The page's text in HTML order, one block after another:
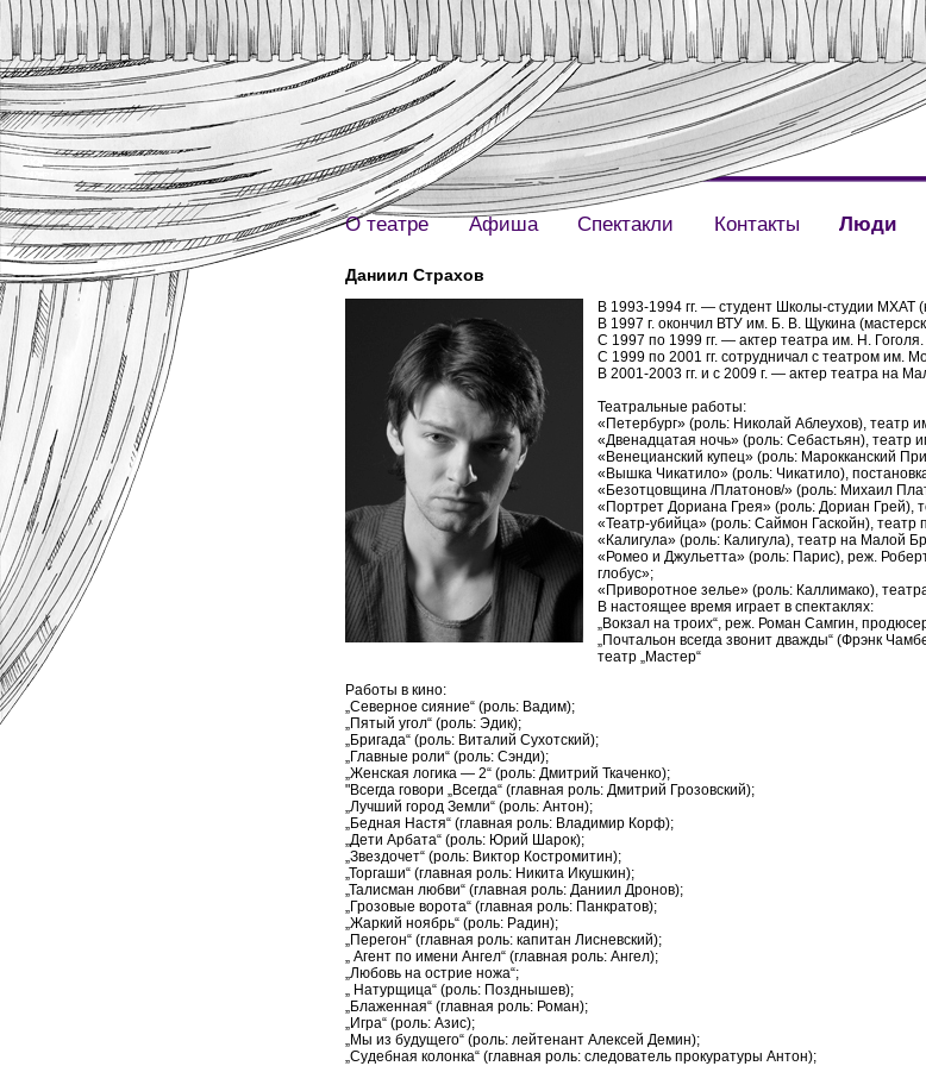
О театре Афиша Спектакли Контакты Люди
Даниил Страхов
В 1993-1994 гг. — студент Школы-студии МХАТ
В 1997 г. окончил ВТУ им. Б. В. Щукина
С 1997 по 1999 гг. — актер театра им. Н. Гоголя.
С 1999 по 2001 гг. сотрудничал с театром им.
В 2001-2003 гг. и с 2009 г. — актер театра на
Театральные работы:
«Петербург» (роль: Николай Аблеухов), театр
«Двенадцатая ночь» (роль: Себастьян), театр
«Венецианский купец» (роль: Марокканский
«Вышка Чикатило» (роль: Чикатило),
«Безотцовщина /Платонов/» (роль: Михаил
«Портрет Дориана Грея» (роль: Дориан Грей),
«Театр-убийца» (роль: Саймон Гаскойн), театр
«Калигула» (роль: Калигула), театр на Малой
«Ромео и Джульетта» (роль: Парис), реж.
глобус»;
«Приворотное зелье» (роль: Каллимако),
В настоящее время играет в спектаклях:
„Вокзал на троих“, реж. Роман Самгин,
„Почтальон всегда звонит дважды“ (Фрэнк
театр „Мастер“
Работы в кино:
„Северное сияние“ (роль: Вадим);
„Пятый угол“ (роль: Эдик);
„Бригада“ (роль: Виталий Сухотский);
„Главные роли“ (роль: Сэнди);
„Женская логика — 2“ (роль: Дмитрий Ткаченко);
"Всегда говори „Всегда“ (главная роль: Дмитрий Грозовский);
„Лучший город Земли“ (роль: Антон);
„Бедная Настя“ (главная роль: Владимир Корф);
„Дети Арбата“ (роль: Юрий Шарок);
„Звездочет“ (роль: Виктор Костромитин);
„Торгаши“ (главная роль: Никита Икушкин);
„Талисман любви“ (главная роль: Даниил Дронов);
„Грозовые ворота“ (главная роль: Панкратов);
„Жаркий ноябрь“ (роль: Радин);
„Перегон“ (главная роль: капитан Лисневский);
„ Агент по имени Ангел“ (главная роль: Ангел);
„Любовь на острие ножа“;
„ Натурщица“ (роль: Позднышев);
„Блаженная“ (главная роль: Роман);
„Игра“ (роль: Азис);
„Мы из будущего“ (роль: лейтенант Алексей Демин);
„Судебная колонка“ (главная роль: следователь прокуратуры Антон);